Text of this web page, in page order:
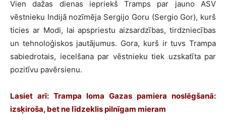
Vien dažas dienas iepriekš Tramps par jauno ASV
vēstnieku Indijā nozīmēja Sergijo Goru (Sergio Gor), kurš
ticies ar Modi, lai apspriestu aizsardzības, tirdzniecības
un tehnoloģiskos jautājumus. Gora, kurš ir tuvs Trampa
sabiedrotais, iecelšana par vēstnieku tiek uzskatīta par
pozitīvu pavērsienu.
Lasiet arī: Trampa loma Gazas pamiera noslēgšanā:
izsķiroša, bet ne līdzeklis pilnīgam mieram